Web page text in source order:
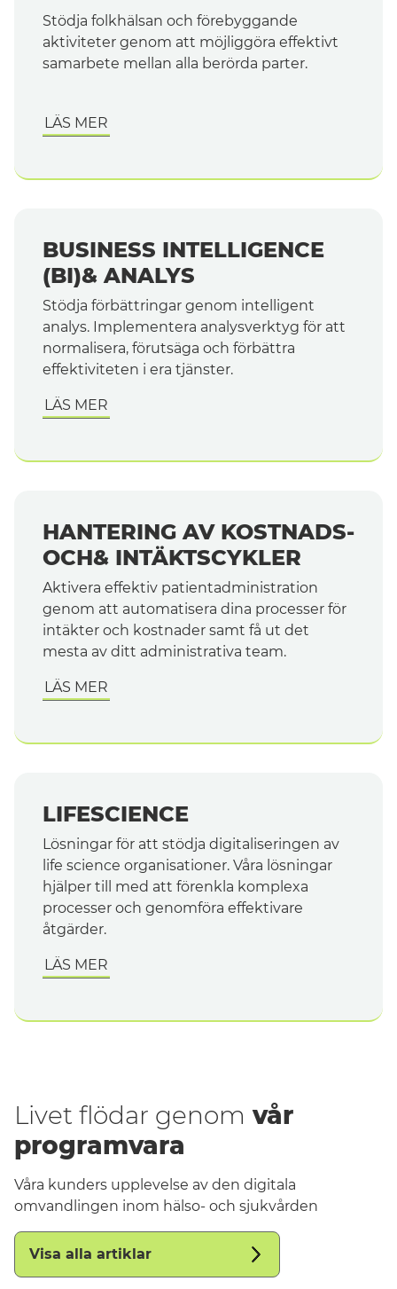
Stödja folkhälsan och förebyggande
aktiviteter genom att möjliggöra effektivt
samarbete mellan alla berörda parter.
LÄS MER
BUSINESS INTELLIGENCE
(BI)& ANALYS
Stödja förbättringar genom intelligent
analys. Implementera analysverktyg för att
normalisera, förutsäga och förbättra
effektiviteten i era tjänster.
LÄS MER
HANTERING AV KOSTNADS-
OCH& INTÄKTSCYKLER
Aktivera effektiv patientadministration
genom att automatisera dina processer för
intäkter och kostnader samt få ut det
mesta av ditt administrativa team.
LÄS MER
LIFESCIENCE
Lösningar för att stödja digitaliseringen av
life science organisationer. Våra lösningar
hjälper till med att förenkla komplexa
processer och genomföra effektivare
åtgärder.
LÄS MER
Livet flödar genom vår
programvara
Våra kunders upplevelse av den digitala
omvandlingen inom hälso- och sjukvården
Visa alla artiklar